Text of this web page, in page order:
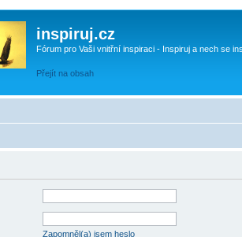
inspiruj.cz
Fórum pro Vaši vnitřní inspiraci - Inspiruj a nech se
Přejít na obsah
Zapomněl(a) jsem heslo